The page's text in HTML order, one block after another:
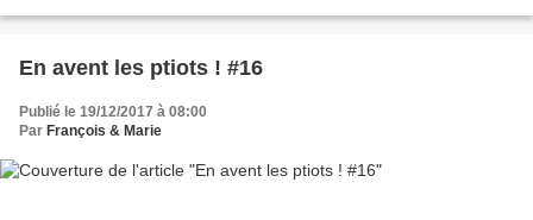
En avent les ptiots ! #16
Publié le 19/12/2017 à 08:00
Par François & Marie